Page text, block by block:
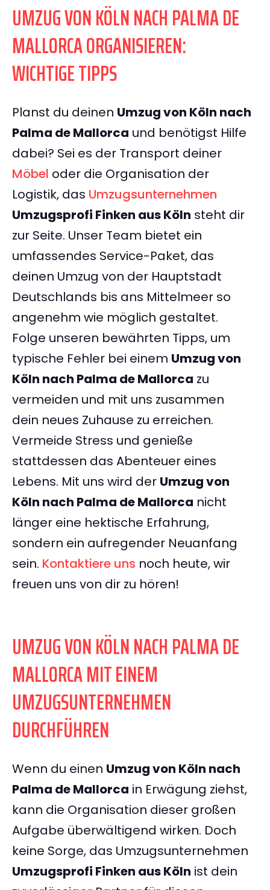
UMZUG VON KÖLN NACH PALMA DE
MALLORCA ORGANISIEREN:
WICHTIGE TIPPS
Planst du deinen Umzug von Köln nach
Palma de Mallorca und benötigst Hilfe
dabei? Sei es der Transport deiner
Möbel oder die Organisation der
Logistik, das Umzugsunternehmen
Umzugsprofi Finken aus Köln steht dir
zur Seite. Unser Team bietet ein
umfassendes Service-Paket, das
deinen Umzug von der Hauptstadt
Deutschlands bis ans Mittelmeer so
angenehm wie möglich gestaltet.
Folge unseren bewährten Tipps, um
typische Fehler bei einem Umzug von
Köln nach Palma de Mallorca zu
vermeiden und mit uns zusammen
dein neues Zuhause zu erreichen.
Vermeide Stress und genieße
stattdessen das Abenteuer eines
Lebens. Mit uns wird der Umzug von
Köln nach Palma de Mallorca nicht
länger eine hektische Erfahrung,
sondern ein aufregender Neuanfang
sein. Kontaktiere uns noch heute, wir
freuen uns von dir zu hören!
UMZUG VON KÖLN NACH PALMA DE
MALLORCA MIT EINEM
UMZUGSUNTERNEHMEN
DURCHFÜHREN
Wenn du einen Umzug von Köln nach
Palma de Mallorca in Erwägung ziehst,
kann die Organisation dieser großen
Aufgabe überwältigend wirken. Doch
keine Sorge, das Umzugsunternehmen
Umzugsprofi Finken aus Köln ist dein